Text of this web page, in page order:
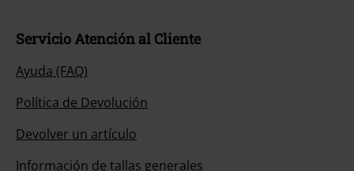
Servicio Atención al Cliente
Ayuda (FAQ)
Política de Devolución
Devolver un artículo
Información de tallas generales